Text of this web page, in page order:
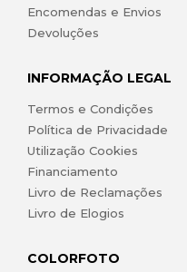
Encomendas e Envios
Devoluções
INFORMAÇÃO LEGAL
Termos e Condições
Política de Privacidade
Utilização Cookies
Financiamento
Livro de Reclamações
Livro de Elogios
COLORFOTO